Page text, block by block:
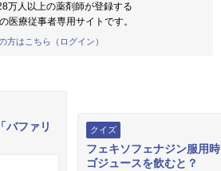
万人以上の薬剤師が登録する
医療従事者専用サイトです。
方はこちら（ログイン）
バファリ
クイズ
フェキソフェナジン服用
ゴジュースを飲むと？